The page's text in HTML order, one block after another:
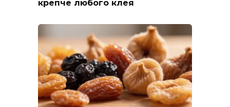
крепче любого клея